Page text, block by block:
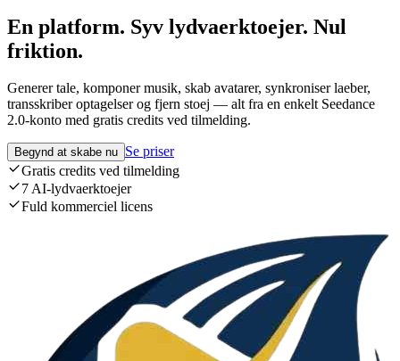
En platform. Syv lydvaerktoejer. Nul
friktion.
Generer tale, komponer musik, skab avatarer, synkroniser laeber,
transskriber optagelser og fjern stoej — alt fra en enkelt Seedance
2.0-konto med gratis credits ved tilmelding.
Begynd at skabe nu Se priser
Gratis credits ved tilmelding
7 AI-lydvaerktoejer
Fuld kommerciel licens